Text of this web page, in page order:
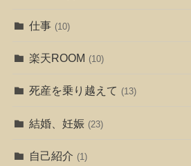
仕事 (10)
楽天ROOM (10)
死産を乗り越えて (13)
結婚、妊娠 (23)
自己紹介 (1)